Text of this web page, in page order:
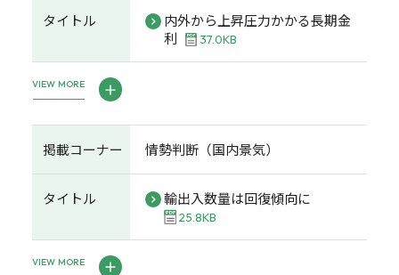
タイトル
内外から上昇圧力かかる長期金
利
37.0KB
VIEW MORE
掲載コーナー 情勢判断（国内景気）
タイトル 輸出入数量は回復傾向に
25.8KB
VIEW MORE